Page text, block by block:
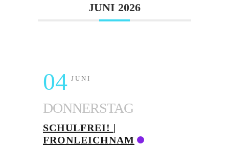
JUNI 2026
04 JUNI
DONNERSTAG
SCHULFREI! |
FRONLEICHNAM